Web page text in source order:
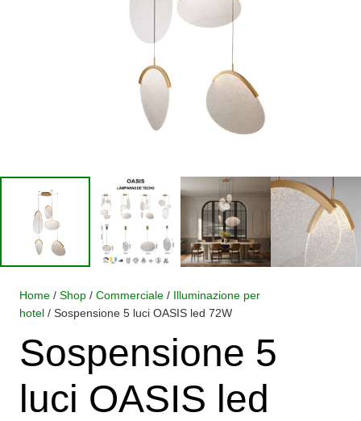
Home / Shop / Commerciale / Illuminazione per
hotel / Sospensione 5 luci OASIS led 72W
Sospensione 5
luci OASIS led